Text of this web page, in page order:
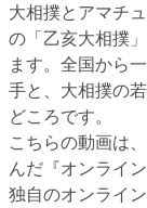
大相撲とアマチ
の「乙亥大相撲
ます。全国から
手と、大相撲の
どころです。
こちらの動画は
んだ『オンライ
独自のオンライ